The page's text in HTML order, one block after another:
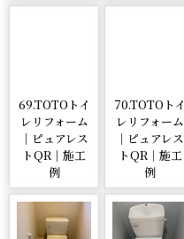
69.TOTOトイ
レリフォーム
｜ピュアレス
トQR｜施工
例
70.TOTOトイ
レリフォーム
｜ピュアレス
トQR｜施工
例